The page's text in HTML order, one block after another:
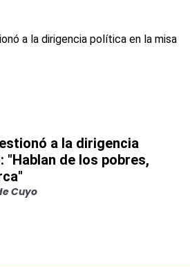
a la dirigencia
de los pobres,
Cuyo